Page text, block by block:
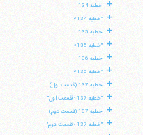
+ خطبه 134
+ "خطبه 134»
+ خطبه 135
+ "خطبه 135»
+ خطبه 136
+ "خطبه 136»
+ خطبه 137 (قسمت اول)
+ "خطبه 137 - قسمت اول"
+ خطبه 137 (قسمت دوم)
+ "خطبه 137 - قسمت دوم"